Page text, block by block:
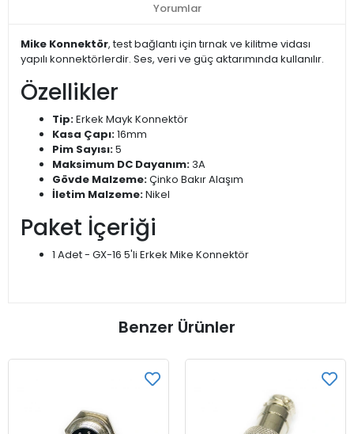
Yorumlar
Mike Konnektör, test bağlantı için tırnak ve kilitme vidası
yapılı konnektörlerdir. Ses, veri ve güç aktarımında kullanılır.
Özellikler
Tip:Erkek Mayk Konnektör
Kasa Çapı:16mm
Pim Sayısı:5
Maksimum DC Dayanım:3A
Gövde Malzeme:Çinko Bakır Alaşım
İletim Malzeme:Nikel
Paket İçeriği
1 Adet - GX-16 5'li Erkek Mike Konnektör
Benzer Ürünler